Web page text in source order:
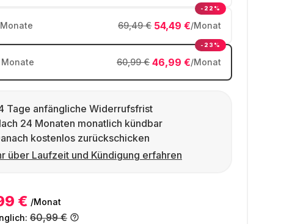
Monate 54,49 €/Monat
69,49 €
-22%
Monate 46,99 €/Monat
60,99 €
-23%
Tage anfängliche Widerrufsfrist
24 Monaten monatlich kündbar
kostenlos zurückschicken
über Laufzeit und Kündigung erfahren
€ /Monat
60,99 €